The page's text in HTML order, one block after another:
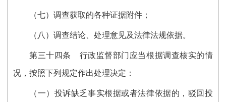
（七）调查获取的各种证据附件；
（八）调查结论、处理意见及法律法规依据。
第三十 四条 行政监督部门应当根据调查核实的情
况，按照下列规定作出处理决定：
（一）投诉缺乏事实根据或者法律依据的，驳回投